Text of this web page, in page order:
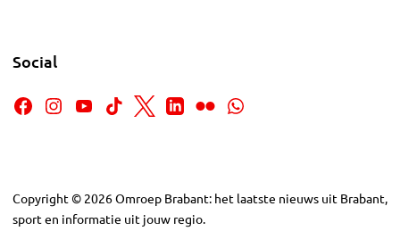
Social
Copyright © 2026Omroep Brabant: het laatste nieuws uit Brabant,
sport en informatie uit jouw regio.